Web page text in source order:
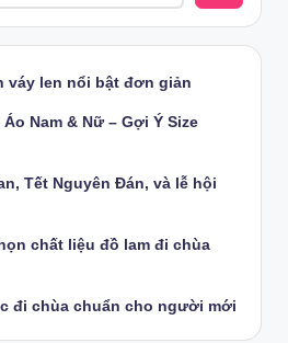
váy len nổi bật đơn giản
Nam & Nữ – Gợi Ý Size
Tết Nguyên Đán, và lễ hội
chất liệu đồ lam đi chùa
đi chùa chuẩn cho người mới